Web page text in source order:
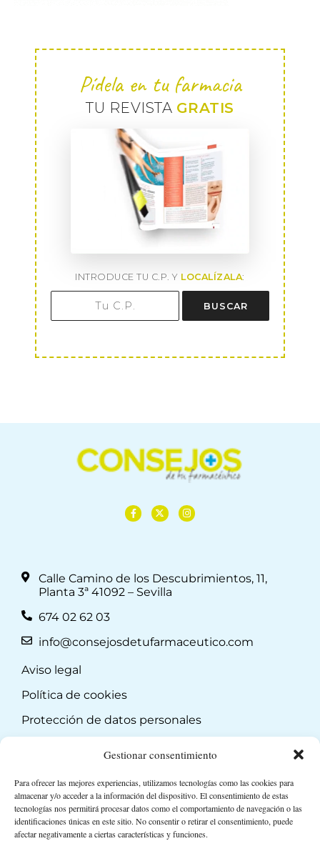
Gestionar consentimiento
Para ofrecer las mejores experiencias, utilizamos tecnologías como las cookies para
almacenar y/o acceder a la información del dispositivo. El consentimiento de estas
tecnologías nos permitirá procesar datos como el comportamiento de navegación o las
identificaciones únicas en este sitio. No consentir o retirar el consentimiento, puede
afectar negativamente a ciertas características y funciones.
Pídela en tu farmacia
TU REVISTA GRATIS
INTRODUCE TU C.P. Y LOCALÍZALA:
BUSCAR
Calle Camino de los Descubrimientos, 11,
Planta 3ª 41092 – Sevilla
674 02 62 03
info@consejosdetufarmaceutico.com
Aviso legal
Política de cookies
Protección de datos personales